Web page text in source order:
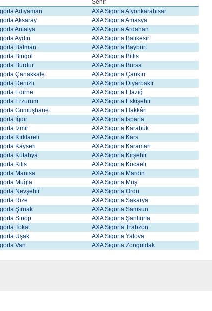
Şehir
Adıyaman
AXA Sigorta Afyonkarahisar
Aksaray
AXA Sigorta Amasya
Antalya
AXA Sigorta Ardahan
Aydın
AXA Sigorta Balıkesir
Batman AXA Sigorta Bayburt
Bingöl
AXA Sigorta Bitlis
Burdur
AXA Sigorta Bursa
Çanakkale
AXA Sigorta Çankırı
Denizli
AXA Sigorta Diyarbakır
Edirne
AXA Sigorta Elazığ
Erzurum
AXA Sigorta Eskişehir
Gümüşhane
AXA Sigorta Hakkâri
Iğdır
AXA Sigorta Isparta
İzmir
AXA Sigorta Karabük
Kırklareli
AXA Sigorta Kars
Kayseri
AXA Sigorta Karaman
Kütahya
AXA Sigorta Kırşehir
Kilis
AXA Sigorta Kocaeli
Manisa
AXA Sigorta Mardin
Muğla
AXA Sigorta Muş
Nevşehir
AXA Sigorta Ordu
Rize
AXA Sigorta Sakarya
Şırnak
AXA Sigorta Samsun
Sinop
AXA Sigorta Şanlıurfa
Tokat
AXA Sigorta Trabzon
Uşak
AXA Sigorta Yalova
Van AXA Sigorta Zonguldak